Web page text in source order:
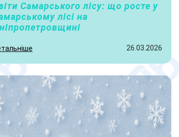
Самарського лісу: що росте у
лісі на
26.03.2026